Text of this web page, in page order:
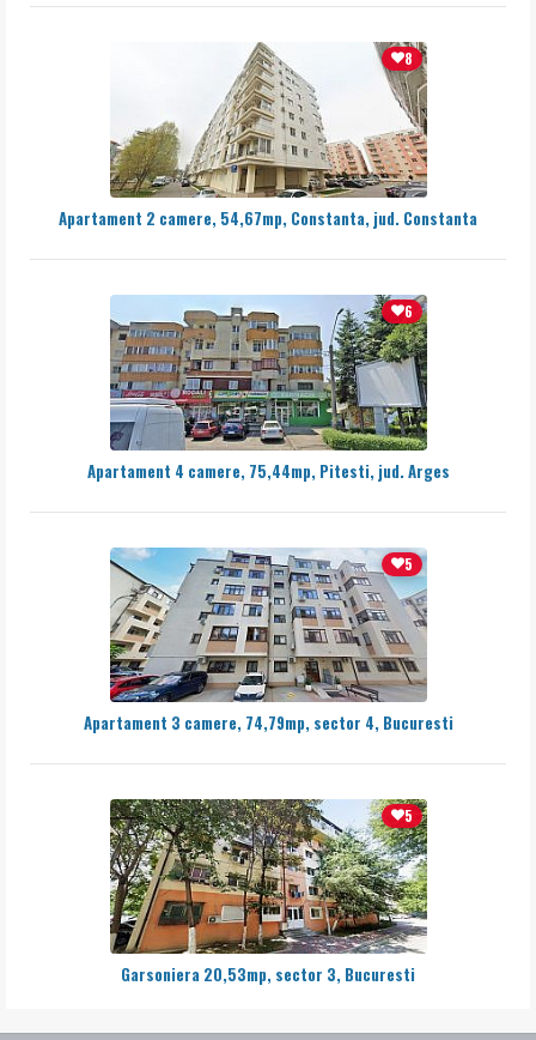
8
Apartament 2 camere, 54,67mp, Constanta, jud. Constanta
6
Apartament 4 camere, 75,44mp, Pitesti, jud. Arges
5
Apartament 3 camere, 74,79mp, sector 4, Bucuresti
5
Garsoniera 20,53mp, sector 3, Bucuresti